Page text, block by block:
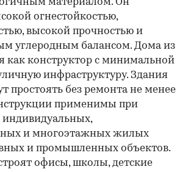
материалом. Он
огнестойкостью,
высокой прочностью и
углеродным балансом. Дома из
как конструктор с минимальной
инфраструктуру. Здания
простоять без ремонта не менее
применимы при
индивидуальных,
и многоэтажных жилых
и промышленных объектов.
офисы, школы, детские